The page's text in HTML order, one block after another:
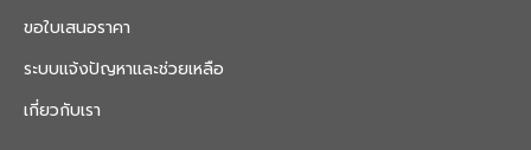
ขอใบเสนอราคา
ระบบแจ้งปัญหาและช่วยเหลือ
เกี่ยวกับเรา